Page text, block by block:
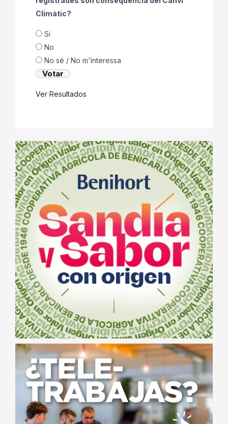
Climàtic?
Si
No
No sé / No m'ìnteressa
Ver Resultados